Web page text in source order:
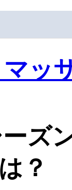
ッ
ズ
？